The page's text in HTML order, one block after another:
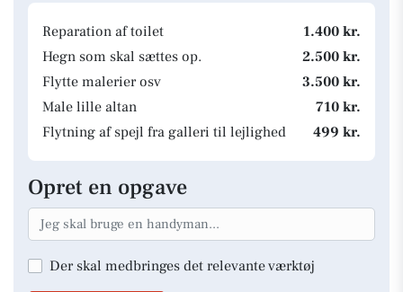
Reparation af toilet
1.400 kr.
Hegn som skal sættes op.
2.500 kr.
Flytte malerier osv
3.500 kr.
Male lille altan
710 kr.
Flytning af spejl fra galleri til lejlighed
499 kr.
Opret en opgave
Der skal medbringes det relevante værktøj